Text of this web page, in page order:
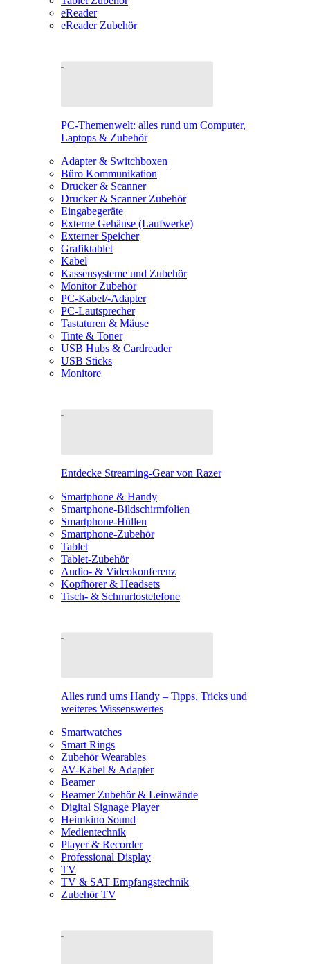
eReader
eReader Zubehör
PC-Themenwelt: alles rund um Computer,
Laptops & Zubehör
Adapter & Switchboxen
Büro Kommunikation
Drucker & Scanner
Drucker & Scanner Zubehör
Eingabegeräte
Externe Gehäuse (Laufwerke)
Externer Speicher
Grafiktablet
Kabel
Kassensysteme und Zubehör
Monitor Zubehör
PC-Kabel/-Adapter
PC-Lautsprecher
Tastaturen & Mäuse
Tinte & Toner
USB Hubs & Cardreader
USB Sticks
Monitore
Entdecke Streaming-Gear von Razer
Smartphone & Handy
Smartphone-Bildschirmfolien
Smartphone-Hüllen
Smartphone-Zubehör
Tablet
Tablet-Zubehör
Audio- & Videokonferenz
Kopfhörer & Headsets
Tisch- & Schnurlostelefone
Alles rund ums Handy – Tipps, Tricks und
weiteres Wissenswertes
Smartwatches
Smart Rings
Zubehör Wearables
AV-Kabel & Adapter
Beamer
Beamer Zubehör & Leinwände
Digital Signage Player
Heimkino Sound
Medientechnik
Player & Recorder
Professional Display
TV
TV & SAT Empfangstechnik
Zubehör TV